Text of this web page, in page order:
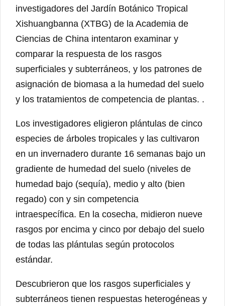
investigadores del Jardín Botánico Tropical
Xishuangbanna (XTBG) de la Academia de
Ciencias de China intentaron examinar y
comparar la respuesta de los rasgos
superficiales y subterráneos, y los patrones de
asignación de biomasa a la humedad del suelo
y los tratamientos de competencia de plantas. .
Los investigadores eligieron plántulas de cinco
especies de árboles tropicales y las cultivaron
en un invernadero durante 16 semanas bajo un
gradiente de humedad del suelo (niveles de
humedad bajo (sequía), medio y alto (bien
regado) con y sin competencia
intraespecífica. En la cosecha, midieron nueve
rasgos por encima y cinco por debajo del suelo
de todas las plántulas según protocolos
estándar.
Descubrieron que los rasgos superficiales y
subterráneos tienen respuestas heterogéneas y